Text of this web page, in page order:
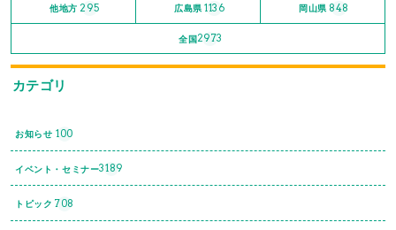
他地方 295 広島県 1136 岡山県 848
全国2973
カテゴリ
お知らせ 100
イベント・セミナー3189
トピック 708